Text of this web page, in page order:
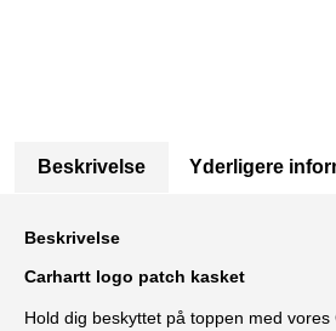
Beskrivelse Yderligere
Beskrivelse
Carhartt logo patch kasket
Hold dig beskyttet på toppen med